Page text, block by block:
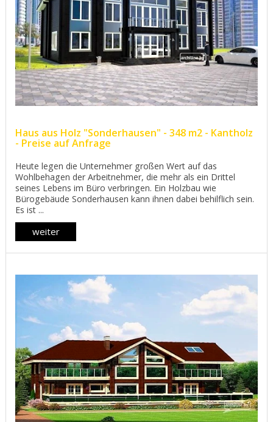
Haus aus Holz "Sonderhausen" - 348 m2 - Kantholz
- Preise auf Anfrage
Heute legen die Unternehmer großen Wert auf das
Wohlbehagen der Arbeitnehmer, die mehr als ein Drittel
seines Lebens im Büro verbringen. Ein Holzbau wie
Bürogebäude Sonderhausen kann ihnen dabei behilflich sein.
Es ist ...
weiter